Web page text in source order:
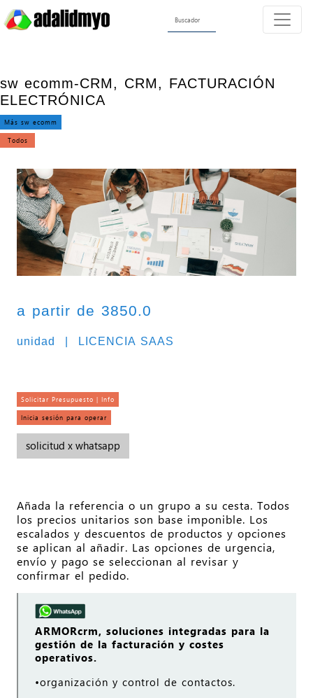
sw ecomm-CRM, CRM, FACTURACIÓN
ELECTRÓNICA
Más sw ecomm
Todos
a partir de 3850.0
unidad | LICENCIA SAAS
Solicitar Presupuesto | Info
Inicia sesión para operar
solicitud x whatsapp
Añada la referencia o un grupo a su cesta. Todos
los precios unitarios son base imponible. Los
escalados y descuentos de productos y opciones
se aplican al añadir. Las opciones de urgencia,
envío y pago se seleccionan al revisar y
confirmar el pedido.
ARMORcrm, soluciones integradas para la
gestión de la facturación y costes
operativos.
•organización y control de contactos.